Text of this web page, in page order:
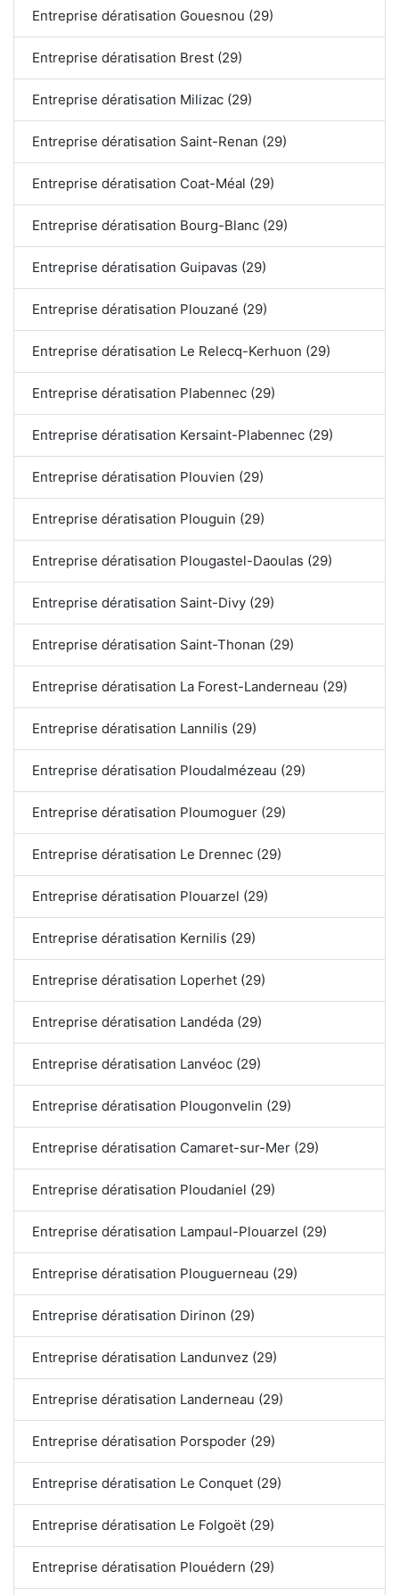
Entreprise dératisation Gouesnou (29)
Entreprise dératisation Brest (29)
Entreprise dératisation Milizac (29)
Entreprise dératisation Saint-Renan (29)
Entreprise dératisation Coat-Méal (29)
Entreprise dératisation Bourg-Blanc (29)
Entreprise dératisation Guipavas (29)
Entreprise dératisation Plouzané (29)
Entreprise dératisation Le Relecq-Kerhuon (29)
Entreprise dératisation Plabennec (29)
Entreprise dératisation Kersaint-Plabennec (29)
Entreprise dératisation Plouvien (29)
Entreprise dératisation Plouguin (29)
Entreprise dératisation Plougastel-Daoulas (29)
Entreprise dératisation Saint-Divy (29)
Entreprise dératisation Saint-Thonan (29)
Entreprise dératisation La Forest-Landerneau (29)
Entreprise dératisation Lannilis (29)
Entreprise dératisation Ploudalmézeau (29)
Entreprise dératisation Ploumoguer (29)
Entreprise dératisation Le Drennec (29)
Entreprise dératisation Plouarzel (29)
Entreprise dératisation Kernilis (29)
Entreprise dératisation Loperhet (29)
Entreprise dératisation Landéda (29)
Entreprise dératisation Lanvéoc (29)
Entreprise dératisation Plougonvelin (29)
Entreprise dératisation Camaret-sur-Mer (29)
Entreprise dératisation Ploudaniel (29)
Entreprise dératisation Lampaul-Plouarzel (29)
Entreprise dératisation Plouguerneau (29)
Entreprise dératisation Dirinon (29)
Entreprise dératisation Landunvez (29)
Entreprise dératisation Landerneau (29)
Entreprise dératisation Porspoder (29)
Entreprise dératisation Le Conquet (29)
Entreprise dératisation Le Folgoët (29)
Entreprise dératisation Plouédern (29)